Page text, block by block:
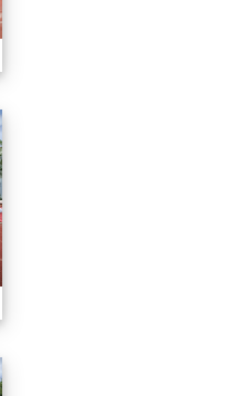
1091024運動會
1091024運動會